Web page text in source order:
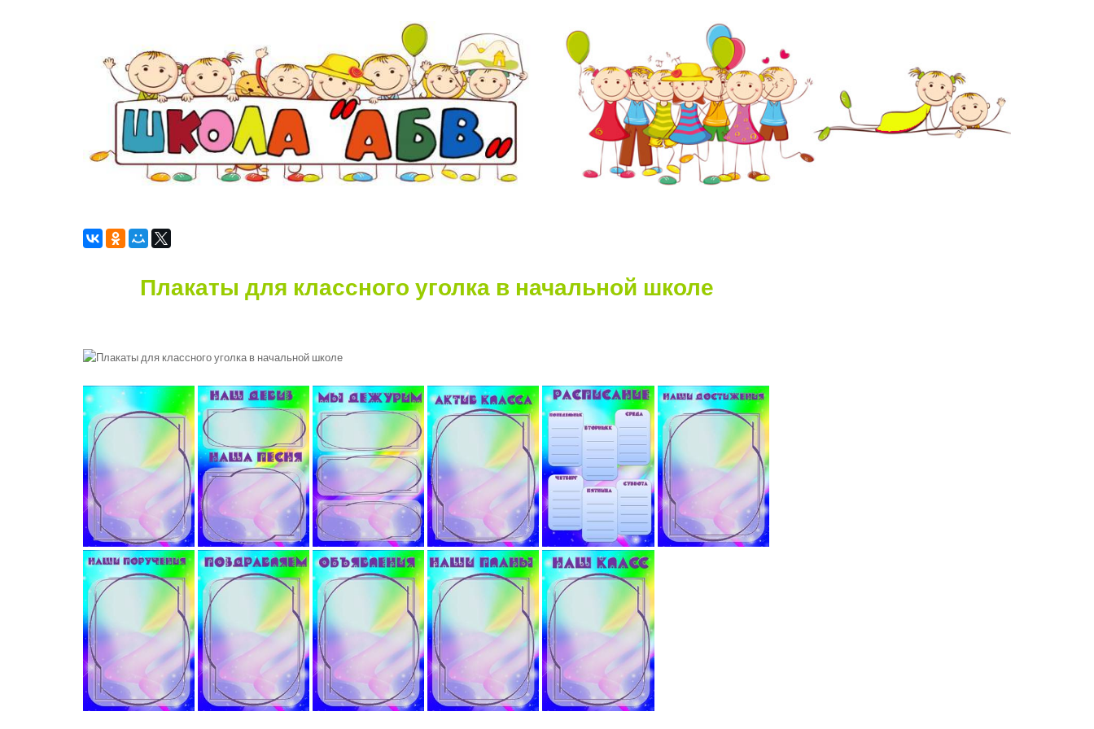
Плакаты для классного уголка в начальной школе